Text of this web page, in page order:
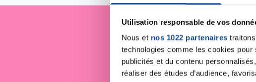
Utilisation responsable de vos
Nous et nos 1022 partenaires
technologies comme les cookies pour
publicités et du contenu
réaliser des études d’audience,
Je